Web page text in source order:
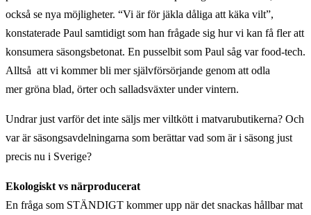
också se nya möjligheter. “Vi är för jäkla dåliga att käka vilt”,
konstaterade Paul samtidigt som han frågade sig hur vi kan få fler att
konsumera säsongsbetonat. En pusselbit som Paul såg var food-tech.
Alltså att vi kommer bli mer självförsörjande genom att odla
mer gröna blad, örter och salladsväxter under vintern.
Undrar just varför det inte säljs mer viltkött i matvarubutikerna? Och
var är säsongsavdelningarna som berättar vad som är i säsong just
precis nu i Sverige?
Ekologiskt vs närproducerat
En fråga som STÄNDIGT kommer upp när det snackas hållbar mat